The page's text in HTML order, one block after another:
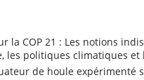
la COP 21 : Les notions
les politiques climatiques et
de houle expérimenté